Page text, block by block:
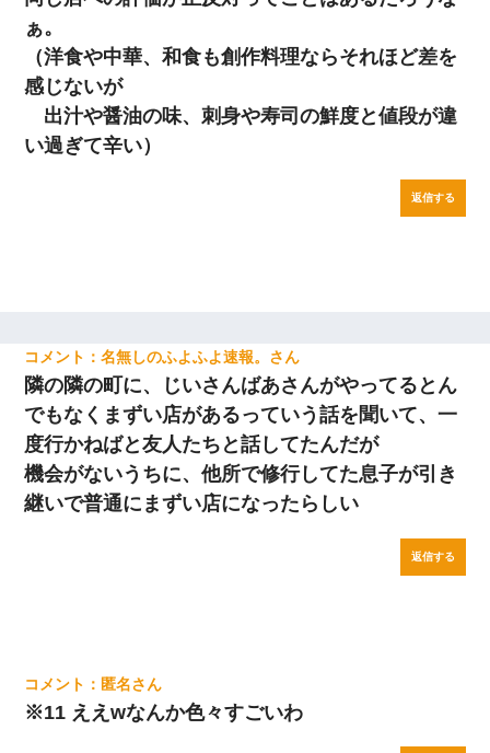
ぁ。
（洋食や中華、和食も創作料理ならそれほど差を
感じないが
出汁や醤油の味、刺身や寿司の鮮度と値段が違
い過ぎて辛い）
返信する
名無しのふよふよ速報。
隣の隣の町に、じいさんばあさんがやってるとん
でもなくまずい店があるっていう話を聞いて、一
度行かねばと友人たちと話してたんだが
機会がないうちに、他所で修行してた息子が引き
継いで普通にまずい店になったらしい
返信する
匿名
※11 ええwなんか色々すごいわ